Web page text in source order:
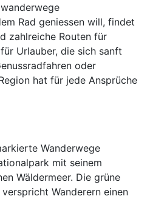
Rad geniessen will, findet
zahlreiche Routen für
Urlauber, die sich sanft
oder
hat für jede Ansprüche
Wanderwege
mit seinem
Wäldermeer. Die grüne
Wanderern einen